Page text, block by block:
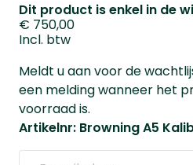
Dit product is enkel in de
€ 750,00
Incl. btw
Meldt u aan voor de
een melding wanneer het
voorraad is.
Artikelnr: Browning A5